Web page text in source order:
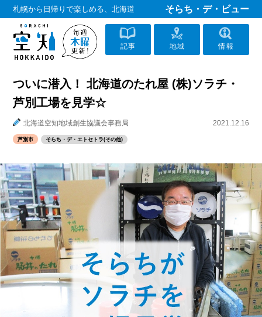
札幌から日帰りで楽しめる、北海道 そらち・デ・ビュー
記事 地域 情報
ついに潜入！ 北海道のたれ屋 (株)ソラチ・
芦別工場を見学☆
北海道空知地域創生協議会事務局 2021.12.16
芦別市 そらち・デ・エトセトラ(その他)